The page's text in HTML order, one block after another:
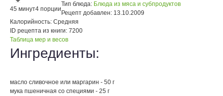
45 минут4 порции
Тип блюда: Блюда из мяса и субпродуктов
Рецепт добавлен: 13.10.2009
Калорийность: Средняя
ID рецепта из книги: 7200
Таблица мер и весов
Ингредиенты:
масло сливочное или маргарин - 50 г
мука пшеничная со специями - 25 г